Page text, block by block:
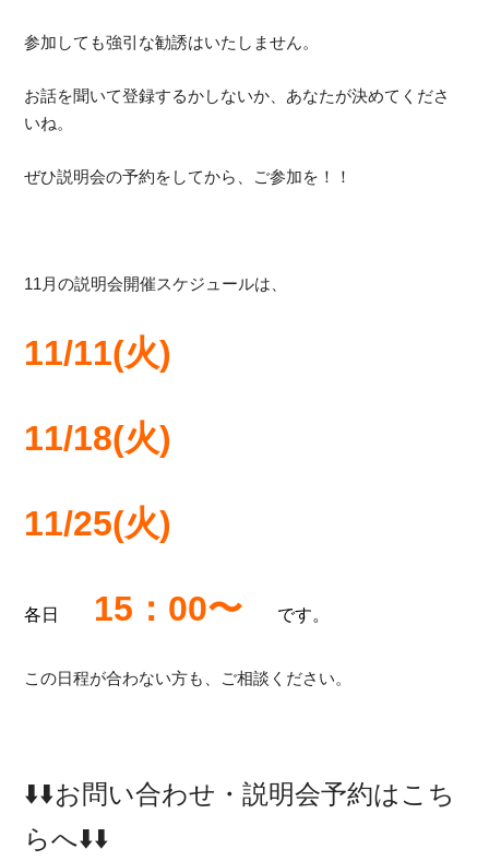
参加しても強引な勧誘はいたしません。
お話を聞いて登録するかしないか、あなたが決めてくださ
いね。
ぜひ説明会の予約をしてから、ご参加を！！
11月の説明会開催スケジュールは、
11/11(火)
11/18(火)
11/25(火)
各日 15：00〜 です。
この日程が合わない方も、ご相談ください。
⬇️⬇️お問い合わせ・説明会予約はこち
らへ⬇️⬇️